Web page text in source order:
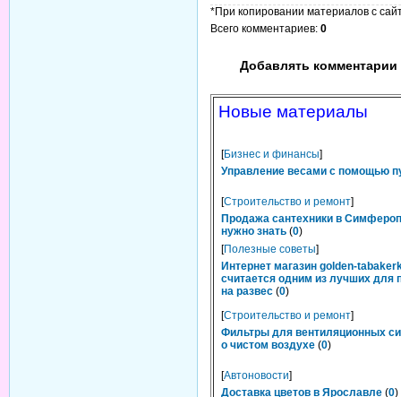
*При копировании материалов с
Всего комментариев: 0
Добавлять комментарии
Новые материалы
[Бизнес и финансы]
Управление весами с помощью
[Строительство и ремонт]
Продажа сантехники в
нужно знать (0)
[Полезные советы]
Интернет магазин golden-
считается одним из лучших для
на развес (0)
[Строительство и ремонт]
Фильтры для вентиляционных
о чистом воздухе (0)
[Автоновости]
Доставка цветов в Ярославле (0)